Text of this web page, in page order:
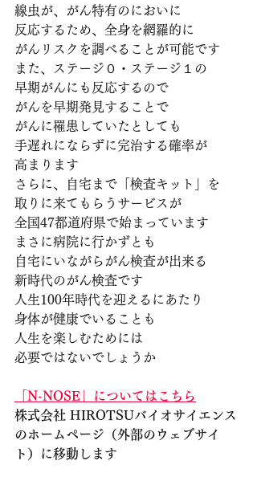
線虫が、がん特有のにおいに
反応するため、全身を網羅的に
がんリスクを調べることが可能です
また、ステージ０・ステージ１の
早期がんにも反応するので
がんを早期発見することで
がんに罹患していたとしても
手遅れにならずに完治する確率が
高まります
さらに、自宅まで「検査キット」を
取りに来てもらうサービスが
全国47都道府県で始まっています
まさに病院に行かずとも
自宅にいながらがん検査が出来る
新時代のがん検査です
人生100年時代を迎えるにあたり
身体が健康でいることも
人生を楽しむためには
必要ではないでしょうか
「​N-NOSE」についてはこちら
株式会社 HIROTSUバイオサイエンス
のホームページ（外部のウェブサイ
ト）に移動します